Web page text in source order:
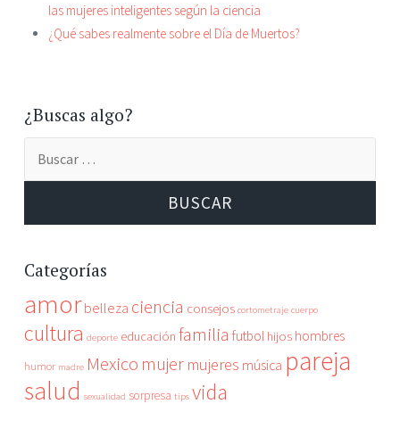
las mujeres inteligentes según la ciencia
¿Qué sabes realmente sobre el Día de Muertos?
¿Buscas algo?
Categorías
amor belleza ciencia consejos cortometraje cuerpo
cultura deporte educación familia futbol hijos hombres
humor madre Mexico mujer mujeres música pareja
salud sexualidad sorpresa tips vida